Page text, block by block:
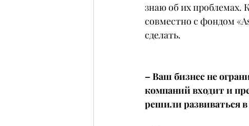
знаю об их проблемах.
совместно с фондом
сделать.
– Ваш бизнес не
компаний входит и
решили развиваться